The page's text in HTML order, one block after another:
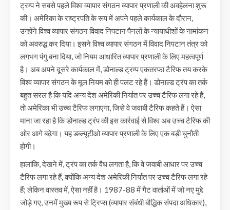
ट्रम्प ने सबसे पहले विश्व व्यापार संगठन व्यापार प्रणाली की अवहेलना शुरू
की। अमेरिका के राष्ट्रपति के रूप में अपने पहले कार्यकाल के दौरान,
उन्होंने विश्व व्यापार संगठन विवाद निपटान पैनलों के न्यायाधीशों के नामांकन
को अवरुद्ध कर दिया। इसने विश्व व्यापार संगठन में विवाद निपटान तंत्र को
लगभग पंगु बना दिया, जो नियम आधारित व्यापार प्रणाली के लिए महत्वपूर्ण
है। अब अपने दूसरे कार्यकाल में, डोनाल्ड ट्रम्प एकतरफा टैरिफ तय करके
विश्व व्यापार संगठन के मूल नियम को ही पलट रहे हैं। डोनाल्ड ट्रंप का तर्क
बहुत सरल है कि यदि अन्य देश अमेरिकी निर्यात पर उच्च टैरिफ लगा रहे हैं,
तो अमेरिका भी उच्च टैरिफ लगाएगा, जिसे वे जवाबी टैरिफ कहते हैं। ऐसा
माना जा रहा है कि डोनाल्ड ट्रंप की इस कार्रवाई से विश्व अब उच्च टैरिफ की
ओर आगे बढ़ेगा। यह डब्ल्यूटीओ व्यापार प्रणाली के लिए एक बड़ी चुनौती
होगी।
हालांकि, देखने में, ट्रंप का तर्क वैध लगता है, कि वे जवाबी आधार पर उच्च
टैरिफ लगा रहे हैं, क्योंकि अन्य देश अमेरिकी निर्यात पर उच्च टैरिफ लगा रहे
हैं; लेकिन वास्तव में, ऐसा नहीं है। 1987-88 में गैट वार्ताओं में जो नए मुद्दे
जोड़े गए, उनमें मुख्य रूप से ट्रिप्स (व्यापार संबंधी बौद्धिक संपदा अधिकार),